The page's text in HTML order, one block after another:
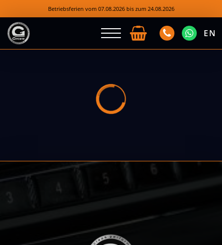
Betriebsferien vom 07.08.2026 bis zum 24.08.2026
EN